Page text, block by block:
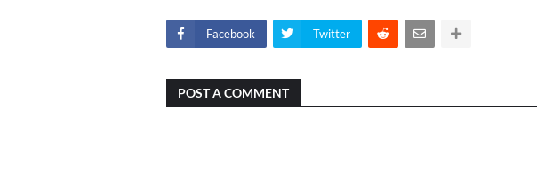
Facebook Twitter
POST A COMMENT